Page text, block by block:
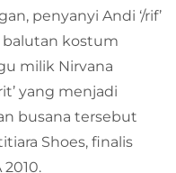
penyanyi Andi ‘/rif’
balutan kostum
milik Nirvana
yang menjadi
busana tersebut
Shoes, finalis